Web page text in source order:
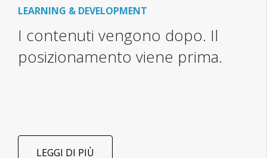
LEARNING & DEVELOPMENT
I contenuti vengono dopo. Il
posizionamento viene prima.
LEGGI DI PIÙ